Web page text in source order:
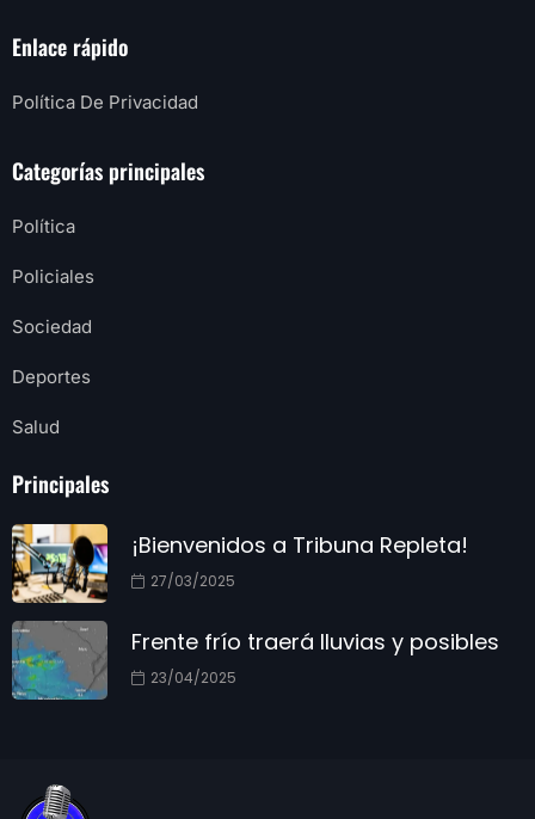
Enlace rápido
Política De Privacidad
Categorías principales
Política
Policiales
Sociedad
Deportes
Salud
Principales
¡Bienvenidos a Tribuna Repleta!
27/03/2025
Frente frío traerá lluvias y posibles
23/04/2025